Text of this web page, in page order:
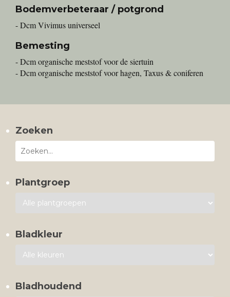
Bodemverbeteraar / potgrond
- Dcm Vivimus universeel
Bemesting
- Dcm organische meststof voor de siertuin
- Dcm organische meststof voor hagen, Taxus & coniferen
Zoeken
Plantgroep
Bladkleur
Bladhoudend